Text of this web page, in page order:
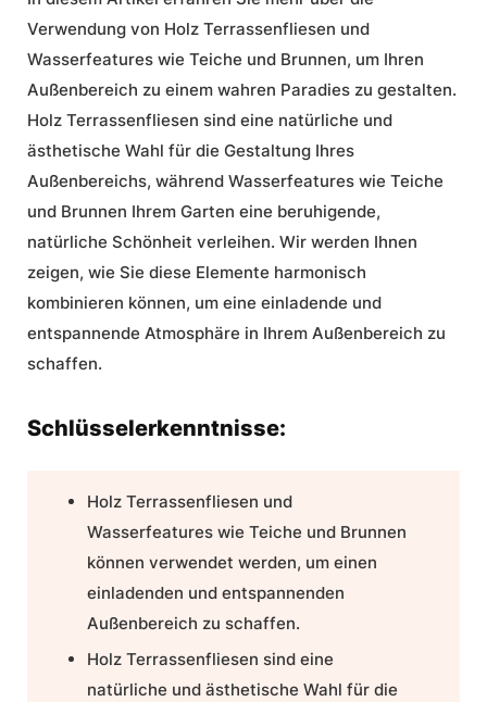
Verwendung von Holz Terrassenfliesen und
Wasserfeatures wie Teiche und Brunnen, um Ihren
Außenbereich zu einem wahren Paradies zu gestalten.
Holz Terrassenfliesen sind eine natürliche und
ästhetische Wahl für die Gestaltung Ihres
Außenbereichs, während Wasserfeatures wie Teiche
und Brunnen Ihrem Garten eine beruhigende,
natürliche Schönheit verleihen. Wir werden Ihnen
zeigen, wie Sie diese Elemente harmonisch
kombinieren können, um eine einladende und
entspannende Atmosphäre in Ihrem Außenbereich zu
schaffen.
Schlüsselerkenntnisse:
Holz Terrassenfliesen und
Wasserfeatures wie Teiche und Brunnen
können verwendet werden, um einen
einladenden und entspannenden
Außenbereich zu schaffen.
Holz Terrassenfliesen sind eine
natürliche und ästhetische Wahl für die